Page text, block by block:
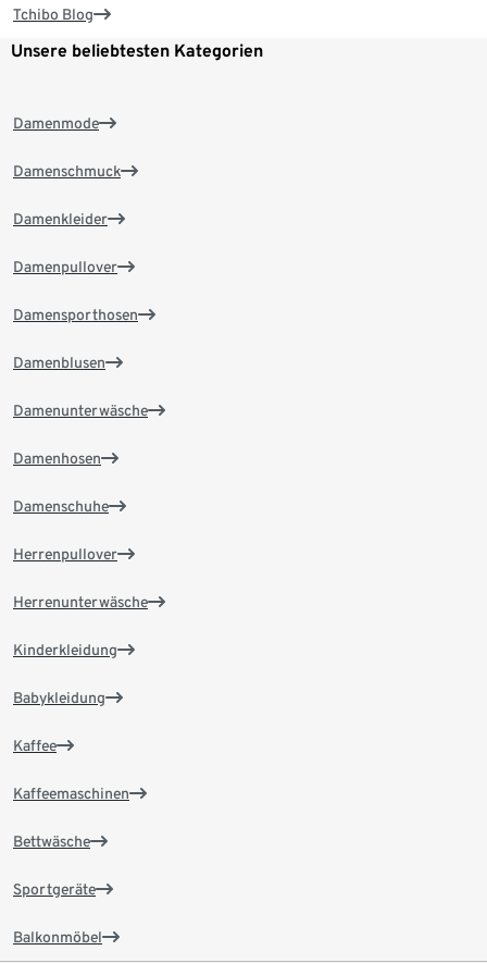
Tchibo Blog
Unsere beliebtesten Kategorien
Damenmode
Damenschmuck
Damenkleider
Damenpullover
Damensporthosen
Damenblusen
Damenunterwäsche
Damenhosen
Damenschuhe
Herrenpullover
Herrenunterwäsche
Kinderkleidung
Babykleidung
Kaffee
Kaffeemaschinen
Bettwäsche
Sportgeräte
Balkonmöbel